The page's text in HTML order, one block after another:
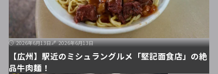
2026年6月13日 2026年6月13日
【広州】駅近のミシュラングルメ「堅記面食店」の絶
品牛肉麺！